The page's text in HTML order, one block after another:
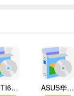
捷波TI61AG-A主板BIOS
ASUS华硕F1A55-M LX3 R2.0主板BIOS